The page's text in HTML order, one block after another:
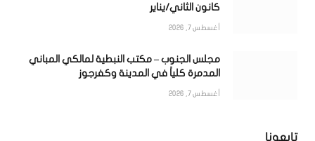
كانون الثاني/يناير
أغسطس 7, 2026
مجلس الجنوب – مكتب النبطية لمالكي المباني
المدمرة كلياً في المدينة وكفرجوز
أغسطس 7, 2026
تابعونا